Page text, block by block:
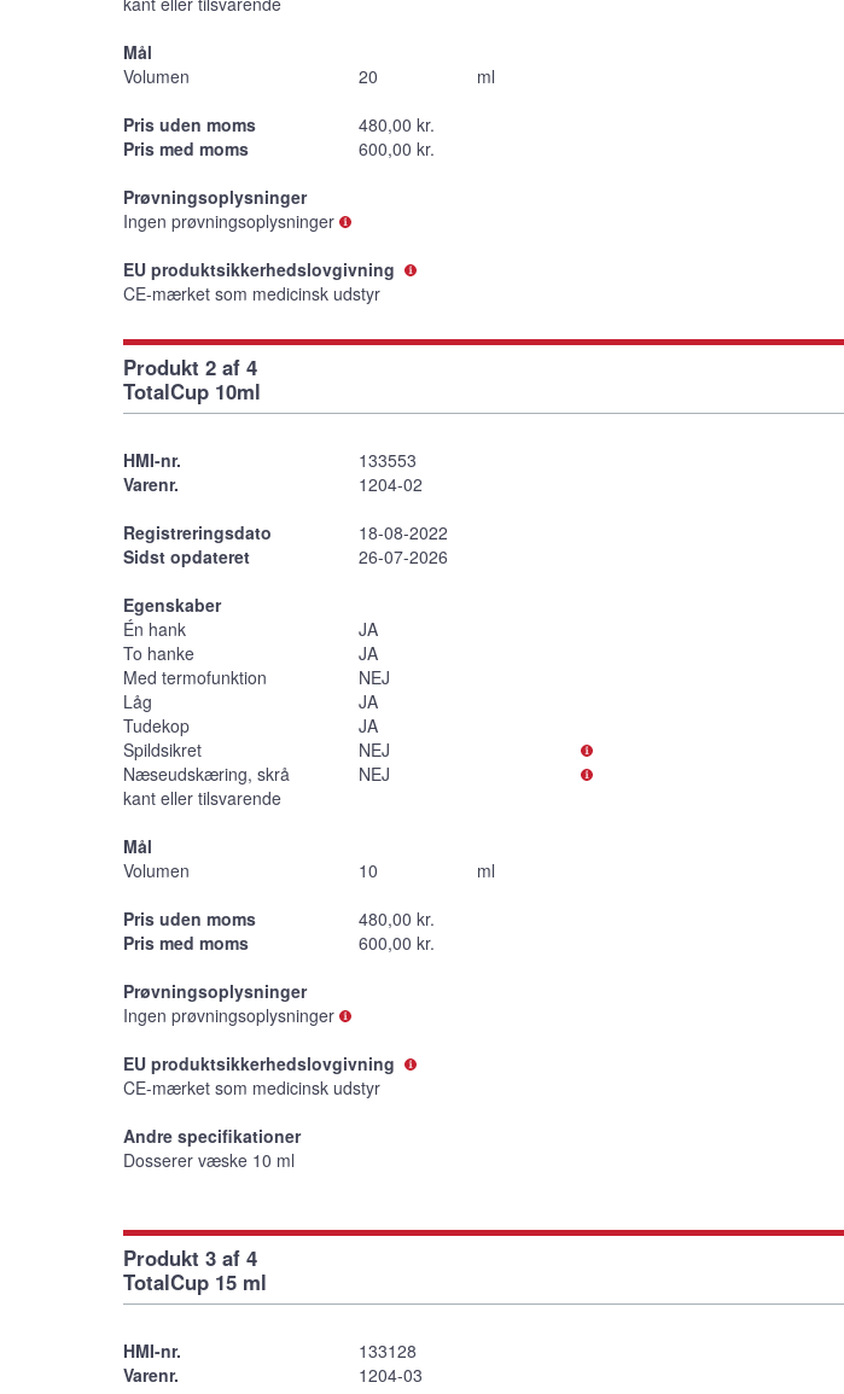
Mål
Volumen
20
ml
Pris uden moms
480,00 kr.
Pris med moms
600,00 kr.
Prøvningsoplysninger
Ingen prøvningsoplysninger
EU produktsikkerhedslovgivning
CE-mærket som medicinsk udstyr
Produkt 2 af 4
TotalCup 10ml
HMI-nr.
133553
Varenr.
1204-02
Registreringsdato
18-08-2022
Sidst opdateret
26-07-2026
Egenskaber
Én hank
JA
To hanke
JA
Med termofunktion
NEJ
Låg
JA
Tudekop
JA
Spildsikret
NEJ
Næseudskæring, skrå
kant eller tilsvarende
NEJ
Mål
Volumen
10
ml
Pris uden moms
480,00 kr.
Pris med moms
600,00 kr.
Prøvningsoplysninger
Ingen prøvningsoplysninger
EU produktsikkerhedslovgivning
CE-mærket som medicinsk udstyr
Andre specifikationer
Dosserer væske 10 ml
Produkt 3 af 4
TotalCup 15 ml
HMI-nr.
133128
Varenr.
1204-03